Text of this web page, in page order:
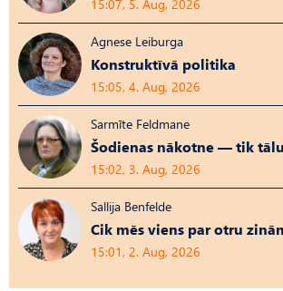
15:07, 5. Aug, 2026
Agnese Leiburga
Konstruktīvā politika
15:05, 4. Aug, 2026
Sarmīte Feldmane
Šodienas nākotne — tik
15:02, 3. Aug, 2026
Sallija Benfelde
Cik mēs viens par otru
15:01, 2. Aug, 2026